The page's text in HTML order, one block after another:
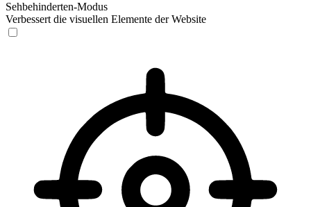
Sehbehinderten-Modus
Verbessert die visuellen Elemente der Website